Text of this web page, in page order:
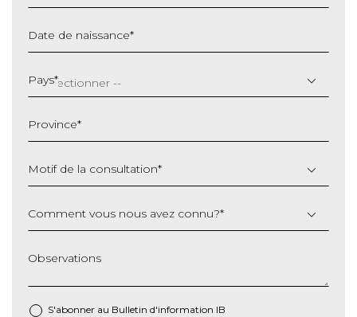
Date de naissance*
slash
MM
AAAA
Pays*
Province*
Motif de la consultation*
Comment vous nous avez connu?*
Observations
S'abonner au Bulletin d'information IB